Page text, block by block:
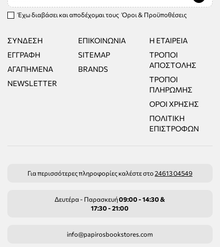
Έχω διαβάσει και αποδέχομαι τους Όροι & Προϋποθέσεις
ΣΎΝΔΕΣΗ
ΕΓΓΡΑΦΉ
ΑΓΑΠΗΜΈΝΑ
NEWSLETTER
ΕΠΙΚΟΙΝΩΝΊΑ
SITEMAP
BRANDS
Η ΕΤΑΙΡΕΊΑ
ΤΡΌΠΟΙ
ΑΠΟΣΤΟΛΉΣ
ΤΡΌΠΟΙ
ΠΛΗΡΩΜΉΣ
ΌΡΟΙ ΧΡΉΣΗΣ
ΠΟΛΙΤΙΚΉ
ΕΠΙΣΤΡΟΦΏΝ
Για περισσότερες πληροφορίες καλέστε στο24613 04549
Δευτέρα - Παρασκευή09:00 - 14:30 &
17:30 - 21:00
info@papirosbookstores.com